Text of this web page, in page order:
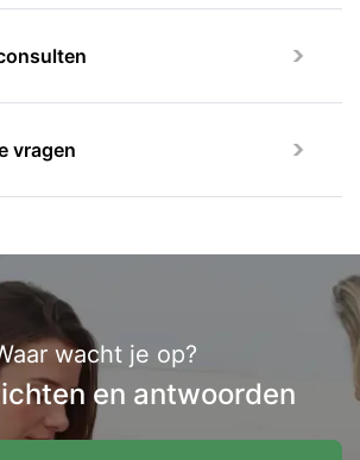
vragen
wacht je op?
en antwoorden